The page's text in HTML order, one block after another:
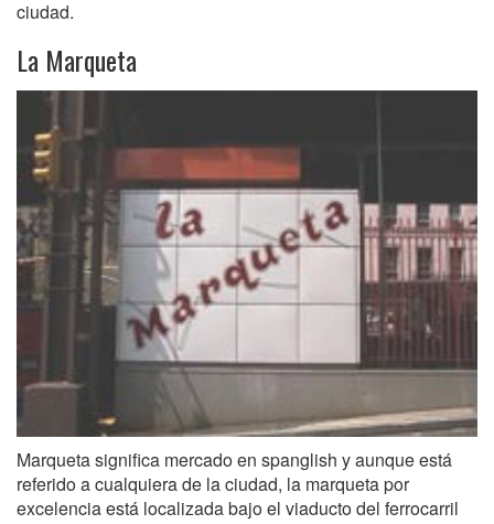
ciudad.
La Marqueta
Marqueta significa mercado en spanglish y aunque está
referido a cualquiera de la ciudad, la marqueta por
excelencia está localizada bajo el viaducto del ferrocarril